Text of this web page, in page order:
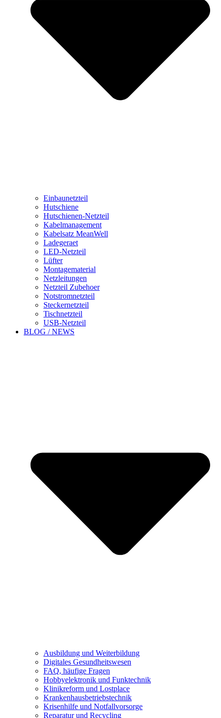
Einbaunetzteil
Hutschiene
Hutschienen-Netzteil
Kabelmanagement
Kabelsatz MeanWell
Ladegeraet
LED-Netzteil
Lüfter
Montagematerial
Netzleitungen
Netzteil Zubehoer
Notstromnetzteil
Steckernetzteil
Tischnetzteil
USB-Netzteil
BLOG / NEWS
Ausbildung und Weiterbildung
Digitales Gesundheitswesen
FAQ, häufige Fragen
Hobbyelektronik und Funktechnik
Klinikreform und Lostplace
Krankenhausbetriebstechnik
Krisenhilfe und Notfallvorsorge
Reparatur und Recycling